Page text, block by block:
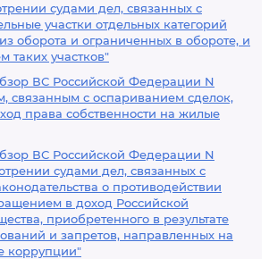
судами дел, связанных с
участки отдельных категорий
оборота и ограниченных в обороте, и
таких участков"
ВС Российской Федерации N
связанным с оспариванием сделок,
права собственности на жилые
ВС Российской Федерации N
судами дел, связанных с
о противодействии
в доход Российской
приобретенного в результате
и запретов, направленных на
коррупции"